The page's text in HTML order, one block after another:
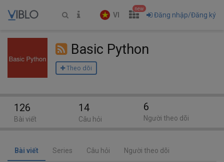
VI
new
Đăng nhập/Đăng ký
Basic Python
Theo dõi
Bài viết Series Câu hỏi Người theo dõi
126
Bài viết
14
Câu hỏi
6
Người theo dõi